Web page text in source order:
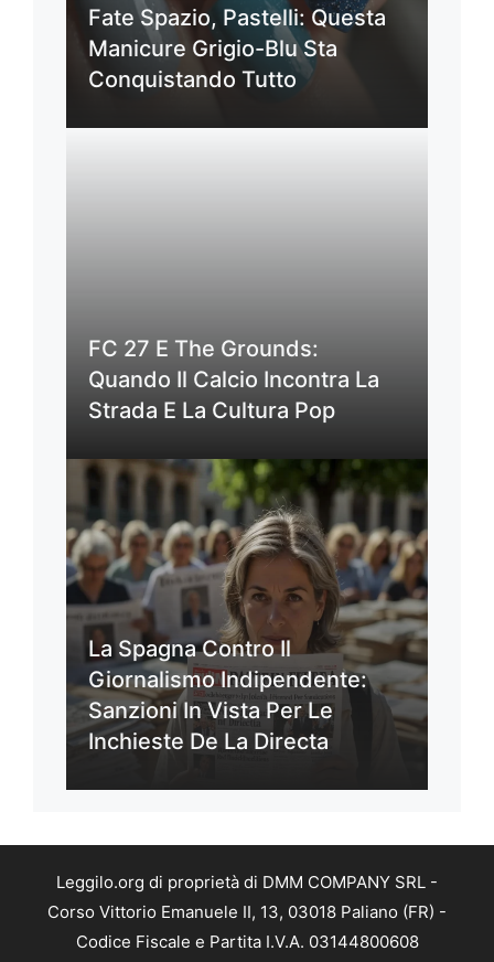
Fate Spazio, Pastelli: Questa
Manicure Grigio-Blu Sta
Conquistando Tutto
FC 27 E The Grounds:
Quando Il Calcio Incontra La
Strada E La Cultura Pop
La Spagna Contro Il
Giornalismo Indipendente:
Sanzioni In Vista Per Le
Inchieste De La Directa
Leggilo.org di proprietà di DMM COMPANY SRL -
Corso Vittorio Emanuele II, 13, 03018 Paliano (FR) -
Codice Fiscale e Partita I.V.A. 03144800608